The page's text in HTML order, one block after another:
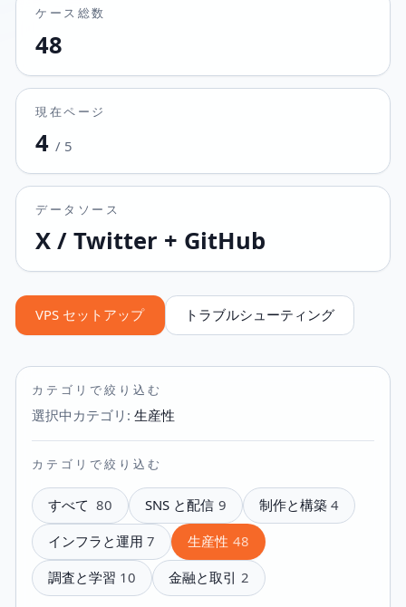
ケース総数
48
現在ページ
4 / 5
データソース
X / Twitter + GitHub
VPS セットアップ トラブルシューティング
カテゴリで絞り込む
選択中カテゴリ : 生産性
カテゴリで絞り込む
すべて 80 SNS と配信 9 制作と構築 4
インフラと運用 7 生産性 48
調査と学習 10 金融と取引 2